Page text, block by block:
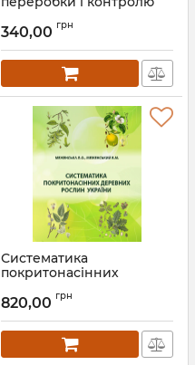
бджільництва
Артикул: Л13271
340,00 грн
Систематика
покритонасінних
України
Артикул: Л12950
820,00 грн